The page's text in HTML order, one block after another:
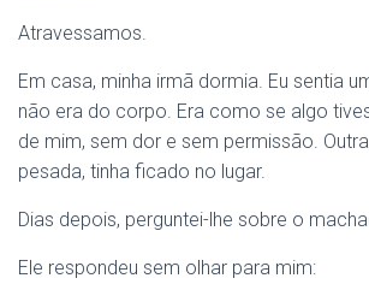
Atravessamos.
Em casa, minha irmã dormia. Eu sentia
não era do corpo. Era como se algo
de mim, sem dor e sem permissão.
pesada, tinha ficado no lugar.
Dias depois, perguntei-lhe sobre o
Ele respondeu sem olhar para mim: